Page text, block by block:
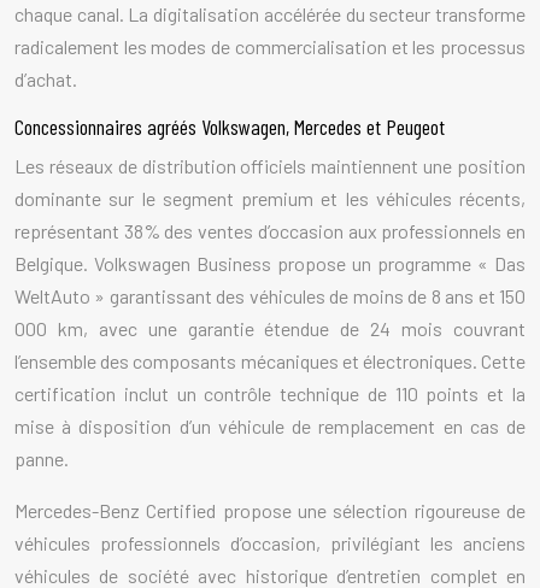
chaque canal. La digitalisation accélérée du secteur transforme
radicalement les modes de commercialisation et les processus
d’achat.
Concessionnaires agréés Volkswagen, Mercedes et Peugeot
Les réseaux de distribution officiels maintiennent une position
dominante sur le segment premium et les véhicules récents,
représentant 38% des ventes d’occasion aux professionnels en
Belgique. Volkswagen Business propose un programme « Das
WeltAuto » garantissant des véhicules de moins de 8 ans et 150
000 km, avec une garantie étendue de 24 mois couvrant
l’ensemble des composants mécaniques et électroniques. Cette
certification inclut un contrôle technique de 110 points et la
mise à disposition d’un véhicule de remplacement en cas de
panne.
Mercedes-Benz Certified propose une sélection rigoureuse de
véhicules professionnels d’occasion, privilégiant les anciens
véhicules de société avec historique d’entretien complet en